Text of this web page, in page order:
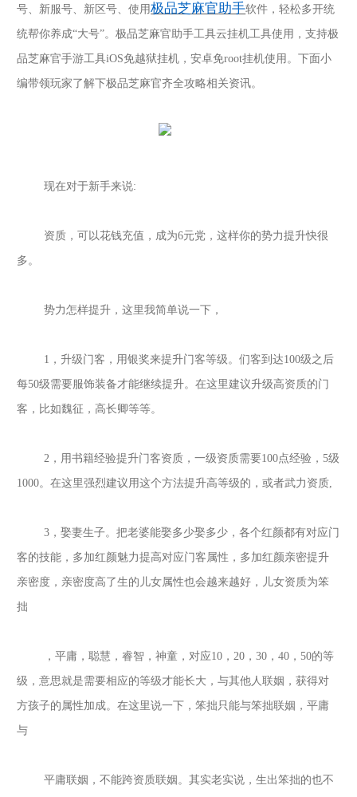
号、新服号、新区号、使用极品芝麻官助手软件，轻松多开统
统帮你养成“大号”。极品芝麻官助手工具云挂机工具使用，支持极
品芝麻官手游工具iOS免越狱挂机，安卓免root挂机使用。下面小
编带领玩家了解下极品芝麻官齐全攻略相关资讯。
现在对于新手来说:
资质，可以花钱充值，成为6元党，这样你的势力提升快很
多。
势力怎样提升，这里我简单说一下，
1，升级门客，用银奖来提升门客等级。们客到达100级之后
每50级需要服饰装备才能继续提升。在这里建议升级高资质的门
客，比如魏征，高长卿等等。
2，用书籍经验提升门客资质，一级资质需要100点经验，5级
1000。在这里强烈建议用这个方法提升高等级的，或者武力资质,
3，娶妻生子。把老婆能娶多少娶多少，各个红颜都有对应门
客的技能，多加红颜魅力提高对应门客属性，多加红颜亲密提升
亲密度，亲密度高了生的儿女属性也会越来越好，儿女资质为笨
拙
，平庸，聪慧，睿智，神童，对应10，20，30，40，50的等
级，意思就是需要相应的等级才能长大，与其他人联姻，获得对
方孩子的属性加成。在这里说一下，笨拙只能与笨拙联姻，平庸
与
平庸联姻，不能跨资质联姻。其实老实说，生出笨拙的也不